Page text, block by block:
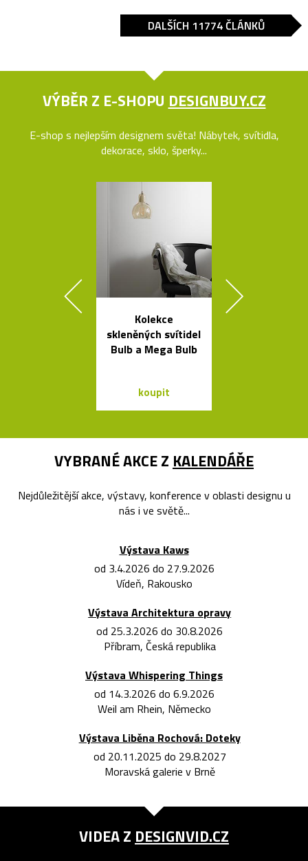
DALŠÍCH 11774 ČLÁNKŮ
VÝBĚR Z E-SHOPU DESIGNBUY.CZ
E-shop s nejlepším designem světa! Nábytek, svítidla,
dekorace, sklo, šperky...
Kolekce
skleněných svítidel
Bulb a Mega Bulb
koupit
VYBRANÉ AKCE Z KALENDÁŘE
Nejdůležitější akce, výstavy, konference v oblasti designu u
nás i ve světě...
Výstava Kaws
od 3.4.2026 do 27.9.2026
Vídeň, Rakousko
Výstava Architektura opravy
od 25.3.2026 do 30.8.2026
Příbram, Česká republika
Výstava Whispering Things
od 14.3.2026 do 6.9.2026
Weil am Rhein, Německo
Výstava Liběna Rochová: Doteky
od 20.11.2025 do 29.8.2027
Moravská galerie v Brně
VIDEA Z DESIGNVID.CZ